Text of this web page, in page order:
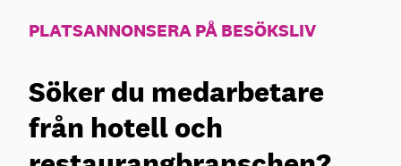
PLATSANNONSERA PÅ BESÖKSLIV
Söker du medarbetare
från hotell och